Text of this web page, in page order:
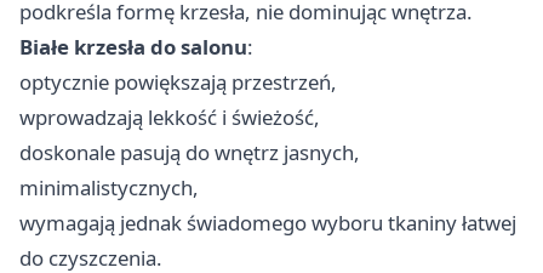
podkreśla formę krzesła, nie dominując wnętrza.
Białe krzesła do salonu:
optycznie powiększają przestrzeń,
wprowadzają lekkość i świeżość,
doskonale pasują do wnętrz jasnych,
minimalistycznych,
wymagają jednak świadomego wyboru tkaniny łatwej
do czyszczenia.